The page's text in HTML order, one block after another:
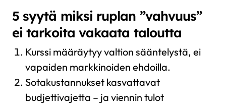
5 syytä miksi ruplan ”vahvuus”
ei tarkoita vakaata taloutta
Kurssi määräytyy valtion sääntelystä, ei
vapaiden markkinoiden ehdoilla.
Sotakustannukset kasvattavat
budjettivajetta – ja viennin tulot